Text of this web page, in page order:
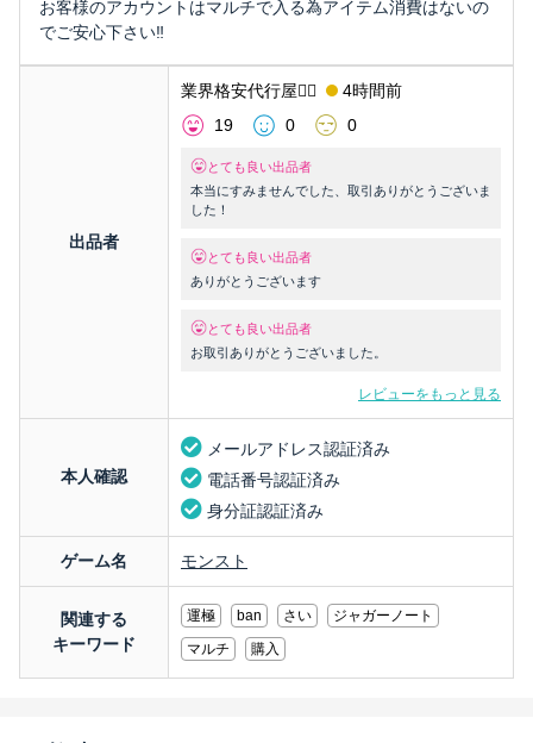
お客様のアカウントはマルチで入る為アイテム消費はないの
でご安心下さい‼️
出品者
業界格安代行屋❤️‍🔥
4時間前
19
0 0
とても良い出品者
本当にすみませんでした、取引ありがとうございま
した！
とても良い出品者
ありがとうございます
とても良い出品者
お取引ありがとうございました。
レビューをもっと見る
本人確認
メールアドレス認証済み
電話番号認証済み
身分証認証済み
ゲーム名 モンスト
関連する
キーワード
運極 ban さい
ジャガーノート
マルチ
購入